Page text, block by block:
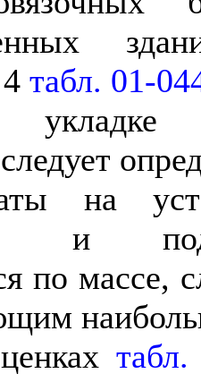
табл. 01-
на
и
по массе,